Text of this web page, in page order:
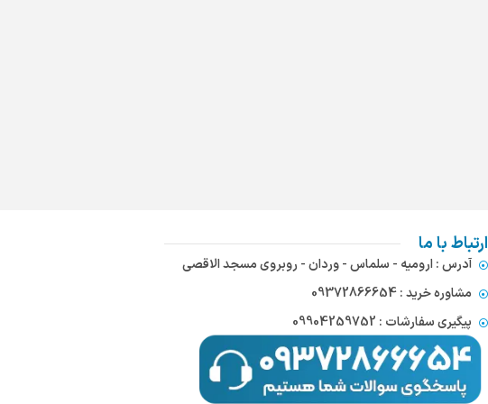
ارتباط با ما
آدرس : ارومیه - سلماس - وردان - روبروی مسجد الاقصی
مشاوره خرید : 09372866654
پیگیری سفارشات : 09904259752